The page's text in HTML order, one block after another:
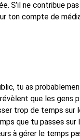
S’il ne contribue
ton compte de
tu as
que les gens
trop de temps sur
que tu passes sur
à gérer le temps